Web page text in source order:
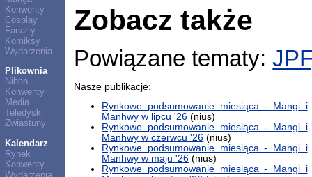
Konwenty
Cosplay
Fanarty
Komiksy
Wydarzenia
Plikownia
Nihon
Konwenty
Media
Teledyski
Zwiastuny
Kalendarz
Rynek
Konwenty
Wydarzenia
Zobacz także
Powiązane tematy:JPF
Nasze publikacje:
Rynkowe podsumowanie miesiąca - Mangi i
Manhwy w lipcu '26 (nius)
Rynkowe podsumowanie miesiąca - Mangi i
Manhwy w czerwcu '26 (nius)
Rynkowe podsumowanie miesiąca - Mangi i
Manhwy w maju '26 (nius)
Rynkowe podsumowanie miesiąca - Mangi i